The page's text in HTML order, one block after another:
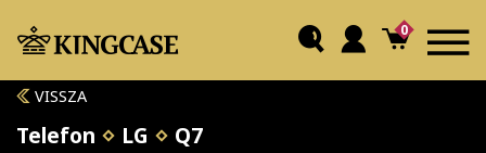
0
VISSZA
Telefon LG Q7